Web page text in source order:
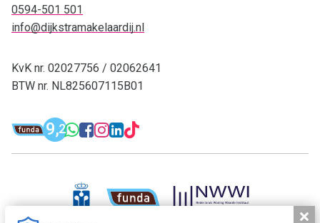
0594-501 501
info@dijkstramakelaardij.nl
KvK nr. 02027756 / 02062641
BTW nr. NL825607115B01
Funda: Dijkstra Makelaardij & Financieel
Dijkstra Makelaardij & Financieel
9,2 WhatsApp: 0594-501 501
Facebook: Dijkstra
Instagram:
LinkedIn:
TikTok: Dijkstra